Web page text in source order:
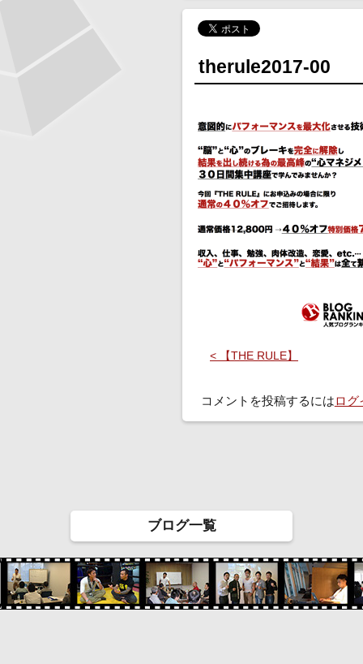
therule2017-00
< 【THE RULE】
コメントを投稿するにはログ
ブログ一覧